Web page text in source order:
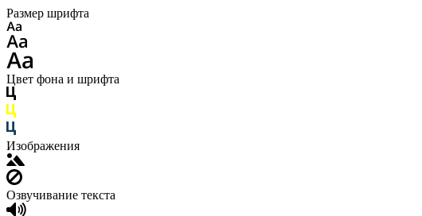
Размер шрифта
Цвет фона и шрифта
Изображения
Озвучивание текста